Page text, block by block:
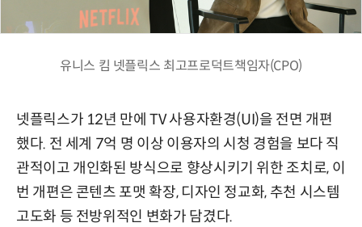
유니스 킴 넷플릭스 최고프로덕트책임자(CPO)
넷플릭스가 12년 만에 TV 사용자환경(UI)을 전면 개편
했다. 전 세계 7억 명 이상 이용자의 시청 경험을 보다 직
관적이고 개인화된 방식으로 향상시키기 위한 조치로, 이
번 개편은 콘텐츠 포맷 확장, 디자인 정교화, 추천 시스템
고도화 등 전방위적인 변화가 담겼다.